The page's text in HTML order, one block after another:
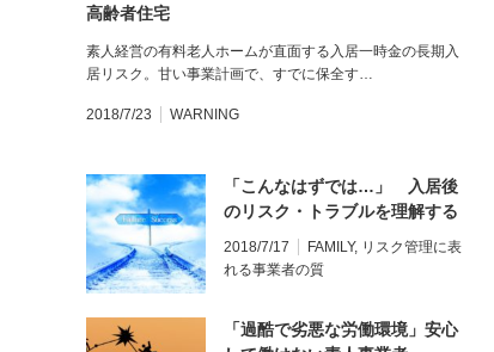
高齢者住宅
素人経営の有料老人ホームが直面する入居一時金の長期入
居リスク。甘い事業計画で、すでに保全す…
2018/7/23 WARNING
「こんなはずでは…」 入居後
のリスク・トラブルを理解する
2018/7/17 FAMILY, リスク管理に表
れる事業者の質
「過酷で劣悪な労働環境」安心